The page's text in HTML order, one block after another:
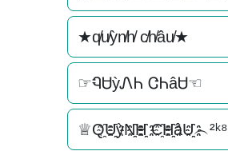
★q̸u̸ỳn̸h̸ c̸h̸âu̸★
☞ᏄᏌỳᏁᏂ ᏣᏂâᏌ☜
♕Q҈U҈҈ỳN҈҈H҈҈ C҈H҈҈âU҈҈︵²ᵏ⁸